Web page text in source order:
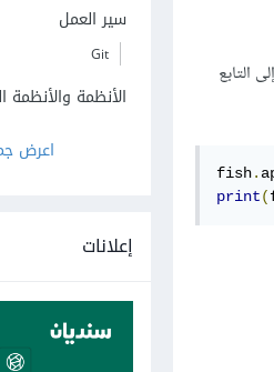
التابع
fish.
print(
سير العمل
Git
الأنظمة والأنظمة
اعرض
إعلانات